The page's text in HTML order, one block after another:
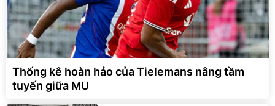
Thống kê hoàn hảo của Tielemans nâng tầm
tuyến giữa MU